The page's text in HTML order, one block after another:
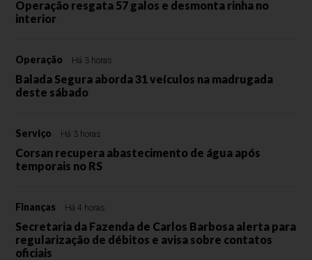
Operação resgata 57 galos e desmonta rinha no
interior
Operação Há 3 horas
Balada Segura aborda 31 veículos na madrugada
deste sábado
Serviço Há 3 horas
Corsan recupera abastecimento de água após
temporais no RS
Finanças Há 4 horas
Secretaria da Fazenda de Carlos Barbosa alerta para
regularização de débitos e avisa sobre contatos
oficiais